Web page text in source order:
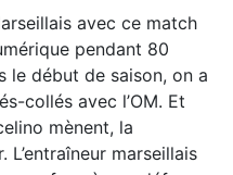
avec ce match
pendant 80
le début de saison, on a
collés avec l’OM. Et
mènent, la
L’entraîneur marseillais